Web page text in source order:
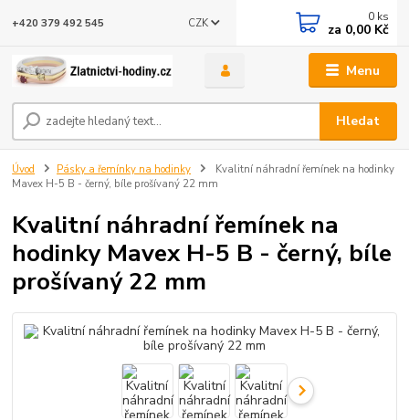
Menu
CZK
Hledat
+420 379 492 545 0 ks
za 0,00 Kč
Úvod Pásky a řemínky na hodinky
Kvalitní náhradní řemínek na hodinky
Mavex H-5 B - černý, bíle prošívaný 22 mm
Kvalitní náhradní řemínek na
hodinky Mavex H-5 B - černý, bíle
prošívaný 22 mm